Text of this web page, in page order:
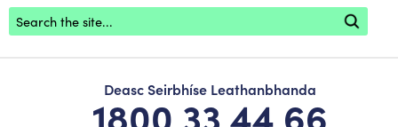
Footer search
Deasc Seirbhíse Leathanbhanda
1800 33 44 66